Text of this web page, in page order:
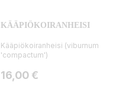
KÄÄPIÖKOIRANHEISI
Kääpiökoiranheisi (viburnum
'compactum')
Hinta
16,00 €